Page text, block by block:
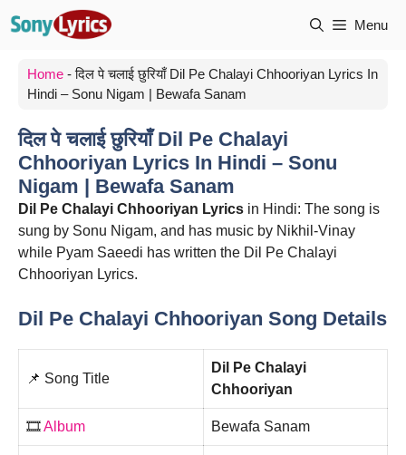
Menu
Home -दिल पे चलाई छुरियाँ Dil Pe Chalayi Chhooriyan Lyrics In
Hindi – Sonu Nigam | Bewafa Sanam
दिल पे चलाई छुरियाँ Dil Pe Chalayi
Chhooriyan Lyrics In Hindi – Sonu
Nigam | Bewafa Sanam
Dil Pe Chalayi Chhooriyan Lyrics in Hindi: The song is
sung by Sonu Nigam, and has music by Nikhil-Vinay
while Pyam Saeedi has written the Dil Pe Chalayi
Chhooriyan Lyrics.
Dil Pe Chalayi Chhooriyan Song Details
📌 Song Title
Dil Pe Chalayi
Chhooriyan
🎞️Album Bewafa Sanam